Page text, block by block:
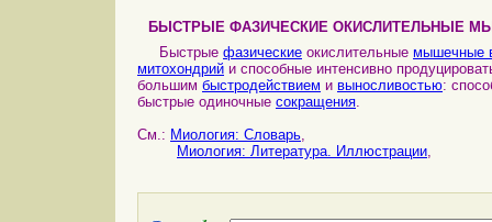
БЫСТРЫЕ ФАЗИЧЕСКИЕ ОКИСЛИТЕЛЬНЫЕ
Быстрые фазические окислительные мышечные
митохондрий и способные интенсивно
большим быстродействием и выносливостью:
быстрые одиночные сокращения.
См.: Миология: Словарь,
Миология: Литература. Иллюстрации,